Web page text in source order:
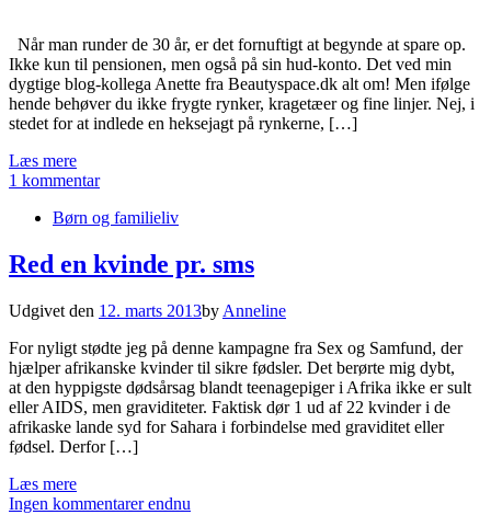
Når man runder de 30 år, er det fornuftigt at begynde at spare op.
Ikke kun til pensionen, men også på sin hud-konto. Det ved min
dygtige blog-kollega Anette fra Beautyspace.dk alt om! Men ifølge
hende behøver du ikke frygte rynker, kragetæer og fine linjer. Nej, i
stedet for at indlede en heksejagt på rynkerne, […]
Læs mere
1 kommentar
Børn og familieliv
Red en kvinde pr. sms
Udgivet den 12. marts 2013by Anneline
For nyligt stødte jeg på denne kampagne fra Sex og Samfund, der
hjælper afrikanske kvinder til sikre fødsler. Det berørte mig dybt,
at den hyppigste dødsårsag blandt teenagepiger i Afrika ikke er sult
eller AIDS, men graviditeter. Faktisk dør 1 ud af 22 kvinder i de
afrikaske lande syd for Sahara i forbindelse med graviditet eller
fødsel. Derfor […]
Læs mere
Ingen kommentarer endnu